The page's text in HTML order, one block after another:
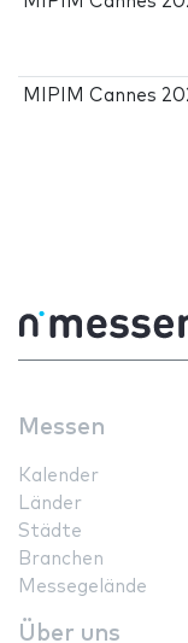
MIPIM Cannes
Messen
Kalender
Länder
Städte
Branchen
Messegelände
Über uns